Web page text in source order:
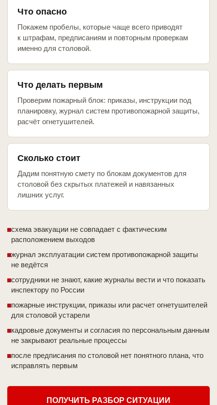
Что опасно
Покажем пробелы, которые чаще всего приводят
к штрафам, предписаниям и повторным проверкам
именно для столовой.
Что делать первым
Проверим пожарный блок: приказы, инструкции под
планировку, журнал систем противопожарной защиты,
расчёт огнетушителей.
Сколько стоит
Дадим понятную смету по блокам документов для
столовой без скрытых платежей и навязанных
лишних услуг.
схема эвакуации не совпадает с фактическим
расположением выходов
журнал эксплуатации систем противопожарной защиты
не ведётся
сотрудники не знают, какие журналы вести и что показать
инспектору по России
пожарные инструкции, приказы или расчет огнетушителей
для столовой устарели
кадровые документы и согласия по персональным данным
не закрывают реальные процессы
после предписания по столовой нет понятного плана, что
исправлять первым
ПОЛУЧИТЬ РАЗБОР СИТУАЦИИ